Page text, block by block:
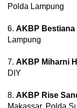
Polda Lampung
6. AKBP Bestiana
Lampung
7. AKBP Miharni
DIY
8. AKBP Rise
Makassar, Polda